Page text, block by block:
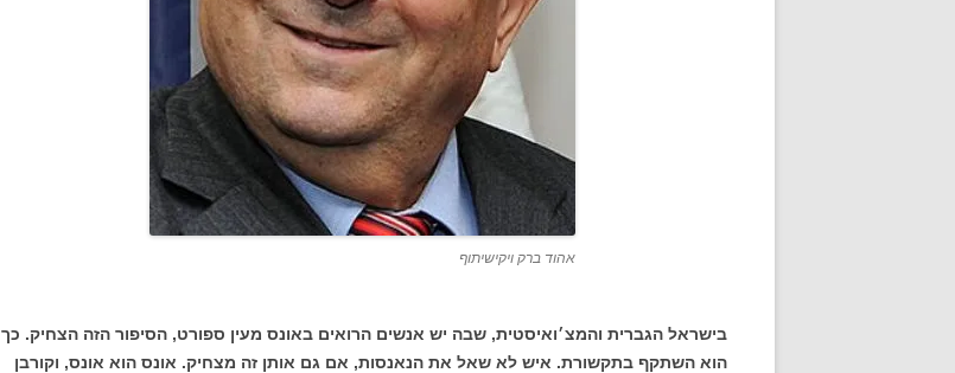
אהוד ברק ויקישיתוף
בישראל הגברית והמצ׳ואיסטית, שבה יש אנשים הרואים באונס מעין ספורט, הסיפור הזה הצחיק. כך
הוא השתקף בתקשורת. איש לא שאל את הנאנסות, אם גם אותן זה מצחיק. אונס הוא אונס, וקורבן